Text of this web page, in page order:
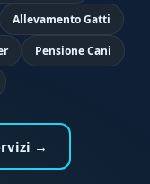
Allevamento Gatti
Pensione Cani
→